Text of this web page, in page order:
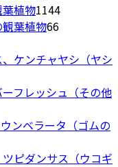
個
の
品
植物11441144
商
葉植物6666
の
品
ケンチャヤシ（ヤシ
フレッシュ（その他
ンベラータ（ゴムの
ピダンサス（ウコギ